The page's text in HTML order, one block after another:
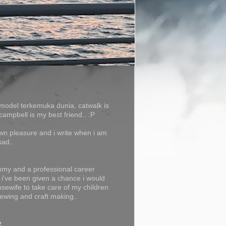
terkemuka dunia, catwalk is
is my best friend.. :P
pleasure and i write when i am
and a professional career
been given a chance i would
to take care of my children
and craft making..